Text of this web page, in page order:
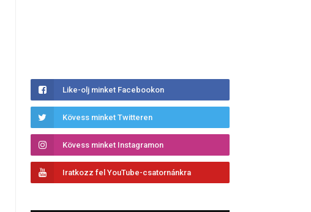
Like-olj minket Facebookon
Kövess minket Twitteren
Kövess minket Instagramon
Iratkozz fel YouTube-csatornánkra